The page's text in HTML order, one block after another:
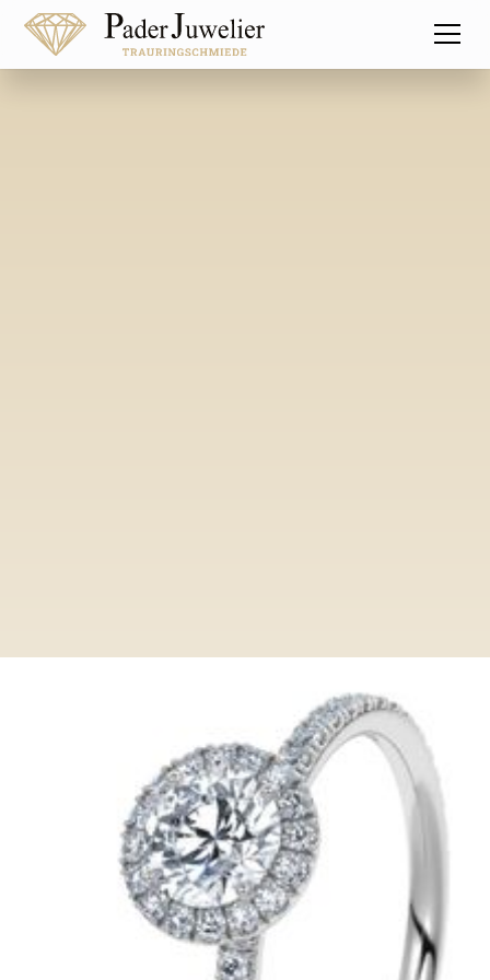
Verlobungsring VR411-SC WG
Verlobungsring VR411-SC WG
Entdecken Sie bei Paderjuwelier eine
exclusive Auswahl an Verlobungsringen.
Von klassisch bis modern, unsere Ringe
verkörpern zeitlose Eleganz und höchste